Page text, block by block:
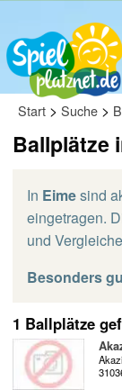
Start > Suche >
Ballplätze
In Eimesind
eingetragen.
und
Besonders
1 Ballplätze